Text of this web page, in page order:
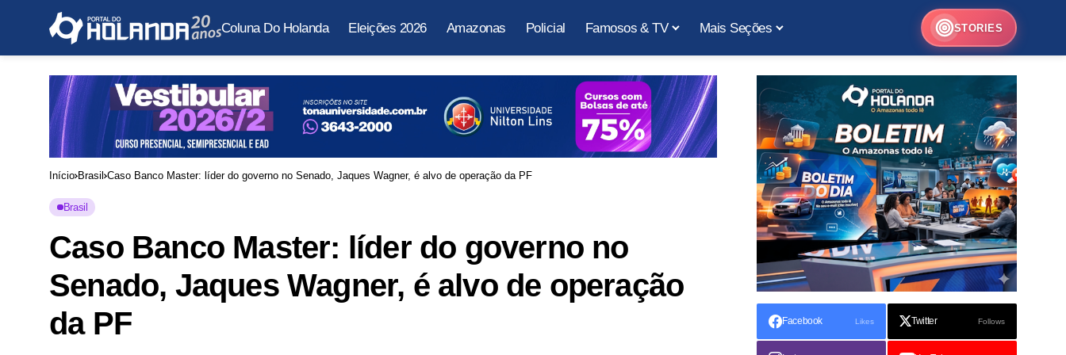
Coluna Do Holanda Eleições 2026 Amazonas Policial Famosos & TV Mais Seções STORIES
Início Brasil Caso Banco Master: líder do governo no Senado, Jaques Wagner, é alvo de operação da PF
Brasil
Caso Banco Master: líder do governo no
Senado, Jaques Wagner, é alvo de operação
da PF
Facebook Likes Twitter Follows